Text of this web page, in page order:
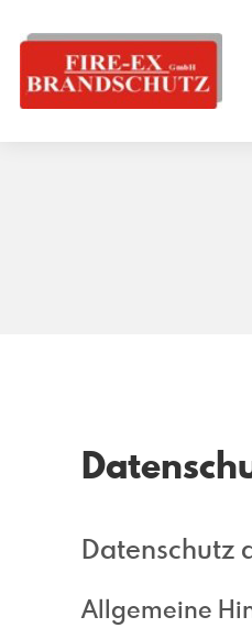
Datenschutz
Allgemeine